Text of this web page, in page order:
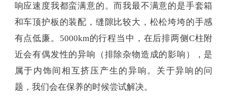
响应速度我都蛮满意的。而我最不满意的是手套箱
和车顶护板的装配，缝隙比较大，松松垮垮的手感
有点低廉。5000km的行程当中，在后排两侧C柱附
近会有偶发性的异响（排除杂物造成的影响），是
属于内饰间相互挤压产生的异响。关于异响的问
题，我们会在保养的时候尝试解决。